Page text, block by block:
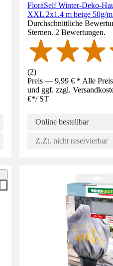
FloraSelf Winter-Deko-
XXL 2x1.4 m beige 50g/
Durchschnittliche
Sternen. 2 Bewertungen.
(2)
Preis — 9,99 € * Alle
und ggf. zzgl.
€*/ ST
Online bestellbar
Z.Zt. nicht reservierbar